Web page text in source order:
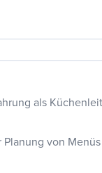
als
Planung von